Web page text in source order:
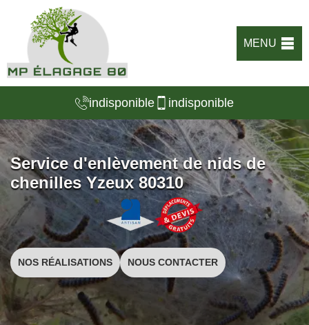
MENU
indisponible indisponible
Service d'enlèvement de nids de
chenilles Yzeux 80310
NOS RÉALISATIONS NOUS CONTACTER